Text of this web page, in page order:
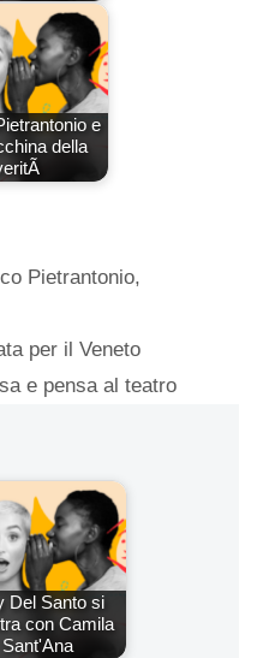
e
della
Pietrantonio,
per il Veneto
e pensa al teatro
Del Santo si
con Camila
Sant'Ana